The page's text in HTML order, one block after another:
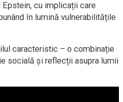
cu implicații care
în lumină vulnerabilitățile
caracteristic – o combinație
socială și reflecții asupra lumii